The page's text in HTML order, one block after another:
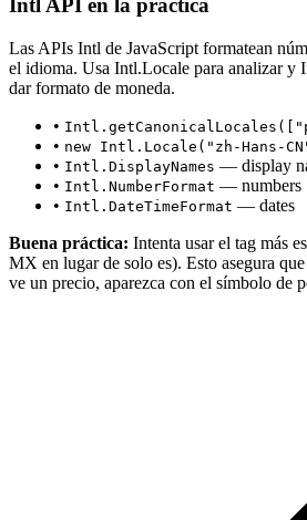
Intl API en la práctica
Las APIs Intl de JavaScript formatean
el idioma. Usa Intl.Locale para analizar y
dar formato de moneda.
•
• new Intl.Locale("zh-Hans-
• Intl.DisplayNames — display
• Intl.NumberFormat — numbers
• Intl.DateTimeFormat — dates
Buena práctica: Intenta usar el tag más
MX en lugar de solo es). Esto asegura
ve un precio, aparezca con el símbolo de